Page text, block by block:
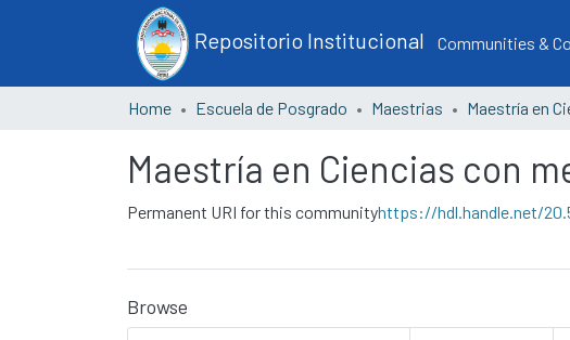
Repositorio Institucional Communities &
Home Escuela de Posgrado Maestrias
Maestría en Ciencias con
Permanent URI for this communityhttps://hdl.handle.net/
Browse